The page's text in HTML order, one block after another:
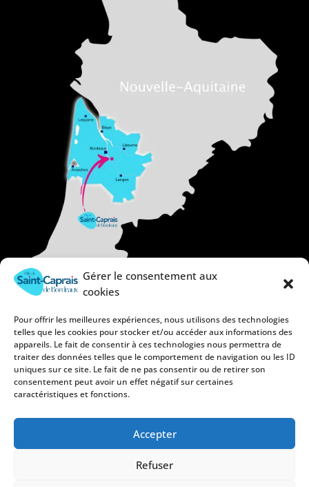
Gérer le consentement aux
cookies
Pour offrir les meilleures expériences, nous utilisons des technologies
telles que les cookies pour stocker et/ou accéder aux informations des
appareils. Le fait de consentir à ces technologies nous permettra de
traiter des données telles que le comportement de navigation ou les ID
uniques sur ce site. Le fait de ne pas consentir ou de retirer son
consentement peut avoir un effet négatif sur certaines
caractéristiques et fonctions.
Accepter
Refuser